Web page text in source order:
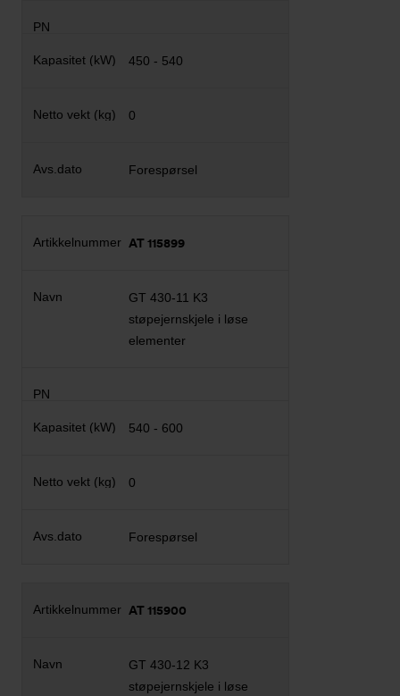
450 - 540
0
Forespørsel
AT 115899
GT 430-11 K3
støpejernskjele i løse
elementer
540 - 600
0
Forespørsel
AT 115900
GT 430-12 K3
støpejernskjele i løse